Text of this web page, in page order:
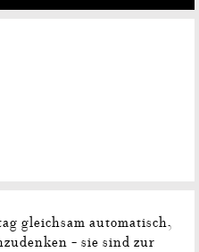
gleichsam automatisch,
- sie sind zur